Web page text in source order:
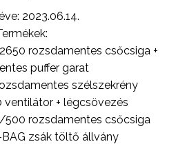
2023.06.14.
rozsdamentes csőcsiga +
puffer garat
szélszekrény
ventilátor + légcsövezés
500 rozsdamentes csőcsiga
zsák töltő állvány